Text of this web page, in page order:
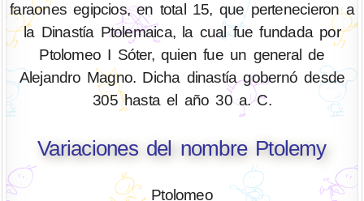
faraones egipcios, en total 15, que pertenecieron a
la Dinastía Ptolemaica, la cual fue fundada por
Ptolomeo I Sóter, quien fue un general de
Alejandro Magno. Dicha dinastía gobernó desde
305 hasta el año 30 a. C.
Variaciones del nombre Ptolemy
Ptolomeo